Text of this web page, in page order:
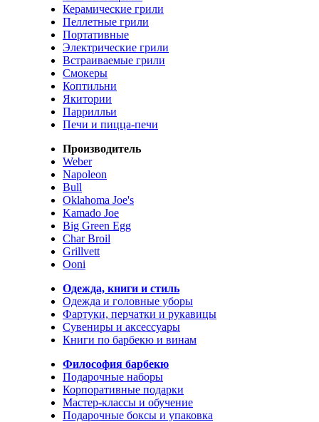
Керамические грили
Пеллетные грили
Портативные
Электрические грили
Встраиваемые грили
Смокеры
Коптильни
Якитории
Паррилльи
Печи и пицца-печи
Производитель
Weber
Napoleon
Bull
Oklahoma Joe's
Kamado Joe
Big Green Egg
Char Broil
Grillvett
Ooni
Одежда, книги и стиль
Одежда и головные уборы
Фартуки, перчатки и рукавицы
Сувениры и аксессуары
Книги по барбекю и винам
Философия барбекю
Подарочные наборы
Корпоративные подарки
Мастер-классы и обучение
Подарочные боксы и упаковка